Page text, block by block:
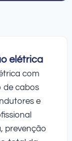
elétrica
com
de cabos
e
prevenção